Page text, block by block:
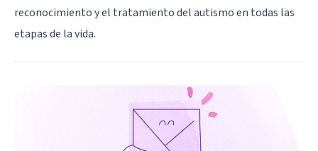
reconocimiento y el tratamiento del autismo en todas las
etapas de la vida.